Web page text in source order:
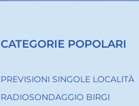
CATEGORIE POPOLARI
PREVISIONI SINGOLE LOCALITÀ
RADIOSONDAGGIO BIRGI